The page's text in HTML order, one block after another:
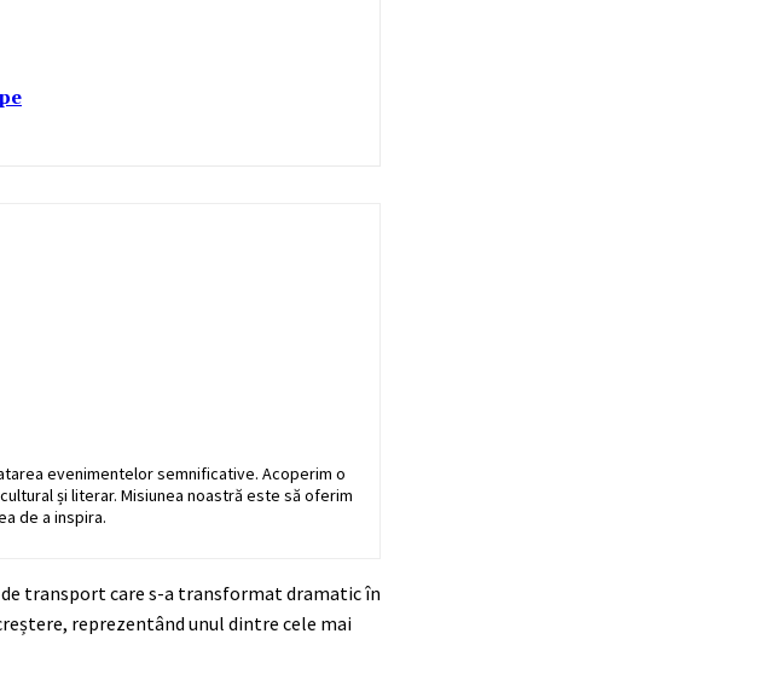
evenimentelor semnificative. Acoperim o
și literar. Misiunea noastră este să oferim
de a inspira.
transport care s-a transformat dramatic în
reprezentând unul dintre cele mai